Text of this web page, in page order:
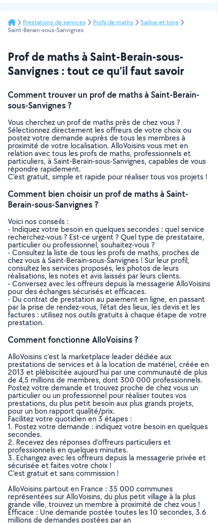
Prestations de services Profs de maths
Saône-et-loire
Saint-Berain-sous-Sanvignes
Prof de maths à Saint-Berain-sous-
Sanvignes : tout ce qu’il faut savoir
Comment trouver un prof de maths à Saint-Berain-
sous-Sanvignes ?
Vous cherchez un prof de maths près de chez vous ?
Sélectionnez directement les offreurs de votre choix ou
postez votre demande auprès de tous les membres à
proximité de votre localisation. AlloVoisins vous met en
relation avec tous les profs de maths, professionnels et
particuliers, à Saint-Berain-sous-Sanvignes, capables de vous
répondre rapidement.
C’est gratuit, simple et rapide pour réaliser tous vos projets !
Comment bien choisir un prof de maths à Saint-
Berain-sous-Sanvignes ?
Voici nos conseils :
- Indiquez votre besoin en quelques secondes : quel service
recherchez-vous ? Est-ce urgent ? Quel type de prestataire,
particulier ou professionnel, souhaitez-vous ?
- Consultez la liste de tous les profs de maths, proches de
chez vous à Saint-Berain-sous-Sanvignes ! Sur leur profil,
consultez les services proposés, les photos de leurs
réalisations, les notes et avis laissés par leurs clients.
- Conversez avec les offreurs depuis la messagerie AlloVoisins
pour des échanges sécurisés et efficaces.
- Du contrat de prestation au paiement en ligne, en passant
par la prise de rendez-vous, l’état des lieux, les devis et les
factures : utilisez nos outils gratuits à chaque étape de votre
prestation.
Comment fonctionne AlloVoisins ?
AlloVoisins c’est la marketplace leader dédiée aux
prestations de services et à la location de matériel, créée en
2013 et plébiscitée aujourd’hui par une communauté de plus
de 4,5 millions de membres, dont 300 000 professionnels.
Postez votre demande et trouvez proche de chez vous un
particulier ou un professionnel pour réaliser toutes vos
prestations, du plus petit besoin aux plus grands projets,
pour un bon rapport qualité/prix.
Facilitez votre quotidien en 3 étapes :
1. Postez votre demande : indiquez votre besoin en quelques
secondes.
2. Recevez des réponses d’offreurs particuliers et
professionnels en quelques minutes.
3. Echangez avec les offreurs depuis la messagerie privée et
sécurisée et faites votre choix !
C’est gratuit et sans commission !
AlloVoisins partout en France : 35 000 communes
représentées sur AlloVoisins, du plus petit village à la plus
grande ville, trouvez un membre à proximité de chez vous !
Efficace : Une demande postée toutes les 10 secondes, 3.6
millions de demandes postées par an